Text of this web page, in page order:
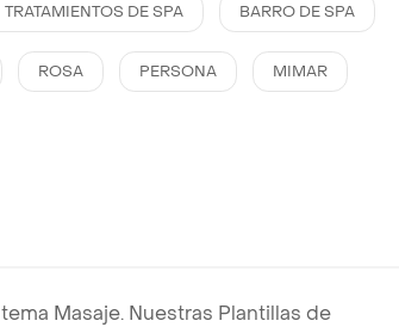
TRATAMIENTOS DE SPA BARRO DE SPA
ROSA PERSONA MIMAR
Masaje. Nuestras Plantillas de